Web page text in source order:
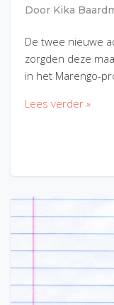
Door Kika
De twee nieuwe
zorgden deze
in het Marengo-
Lees verder »